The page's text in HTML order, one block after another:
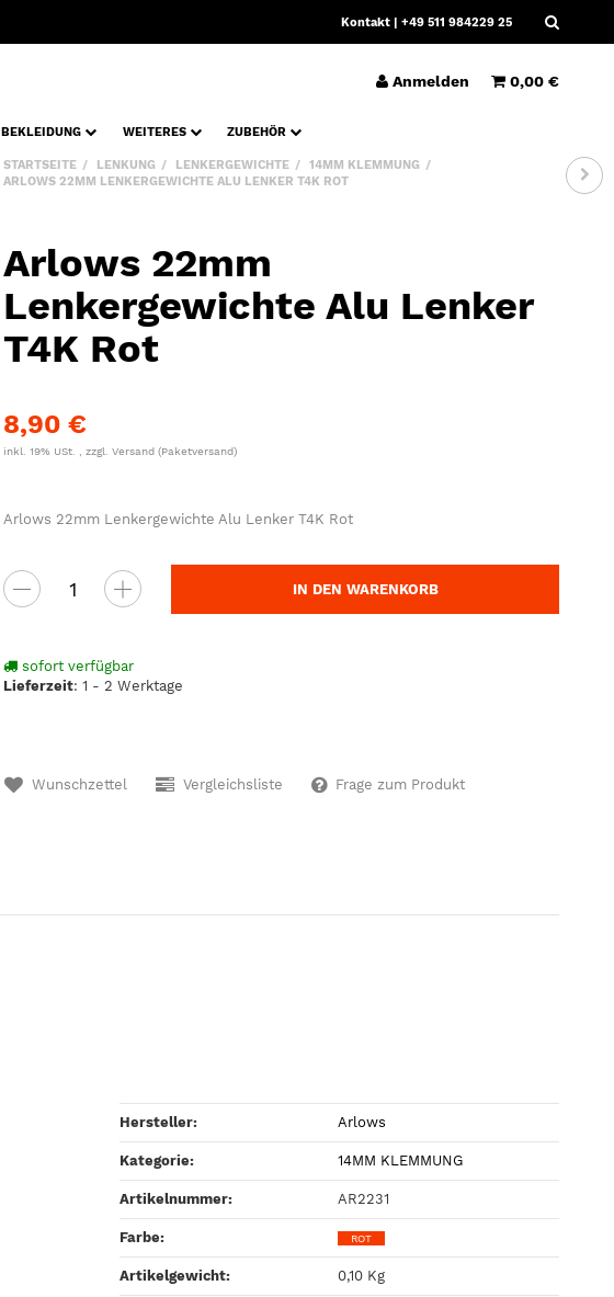
Kontakt | +49 511 984229 25
Anmelden 0,00 €
BEKLEIDUNG WEITERES ZUBEHÖR
STARTSEITE LENKUNG LENKERGEWICHTE
14MM KLEMMUNG
ARLOWS 22MM LENKERGEWICHTE ALU LENKER T4K ROT
Arlows 22mm
Lenkergewichte Alu Lenker
T4K Rot
8,90 €
inkl. 19% USt. , zzgl.Versand(Paketversand)
Arlows 22mm Lenkergewichte Alu Lenker T4K Rot
IN DEN WARENKORB
sofort verfügbar
Lieferzeit:1 - 2 Werktage
Wunschzettel Vergleichsliste Frage zum Produkt
Hersteller: Arlows
Kategorie: 14MM KLEMMUNG
Artikelnummer: AR2231
Farbe‍: ROT
Artikelgewicht‍: 0,10 Kg